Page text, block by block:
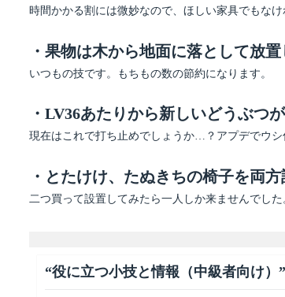
時間かかる割には微妙なので、ほしい家具でもな
・果物は木から地面に落として放
いつもの技です。もちもの数の節約になります。
・LV36あたりから新しいどうぶつ
現在はこれで打ち止めでしょうか…？アプデでウシ
・とたけけ、たぬきちの椅子を両
二つ買って設置してみたら一人しか来ませんでした
“役に立つ小技と情報（中級者向け）